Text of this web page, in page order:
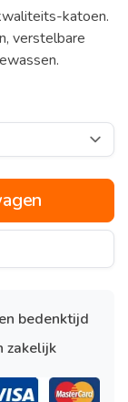
katoen.
verstelbare
bedenktijd
zakelijk